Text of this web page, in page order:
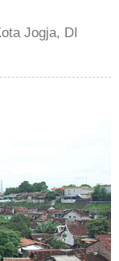
Jogja, DI